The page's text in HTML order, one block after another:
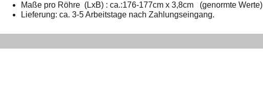
Maße pro Röhre (LxB) : ca.:176-177cm x 3,8cm (genormte Werte)
Lieferung: ca. 3-5 Arbeitstage nach Zahlungseingang.